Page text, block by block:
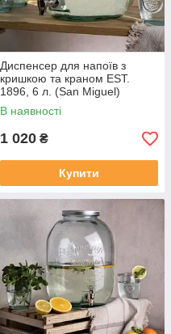
Диспенсер для напоїв з
кришкою та краном EST.
1896, 6 л. (San Miguel)
5296G20
В наявності
1 020 ₴
Купити